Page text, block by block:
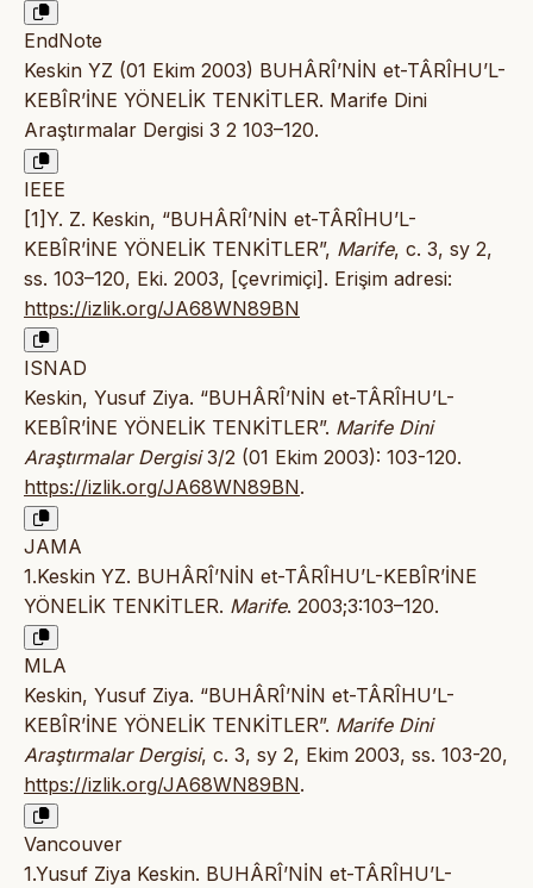
EndNote
Keskin YZ (01 Ekim 2003) BUHÂRÎ’NİN et-TÂRÎHU’L-
KEBÎR’İNE YÖNELİK TENKİTLER. Marife Dini
Araştırmalar Dergisi 3 2 103–120.
IEEE
[1]Y. Z. Keskin, “BUHÂRÎ’NİN et-TÂRÎHU’L-
KEBÎR’İNE YÖNELİK TENKİTLER”, Marife, c. 3, sy 2,
ss. 103–120, Eki. 2003, [çevrimiçi]. Erişim adresi:
https://izlik.org/JA68WN89BN
ISNAD
Keskin, Yusuf Ziya. “BUHÂRÎ’NİN et-TÂRÎHU’L-
KEBÎR’İNE YÖNELİK TENKİTLER”. Marife Dini
Araştırmalar Dergisi3/2 (01 Ekim 2003): 103-120.
https://izlik.org/JA68WN89BN.
JAMA
1.Keskin YZ. BUHÂRÎ’NİN et-TÂRÎHU’L-KEBÎR’İNE
YÖNELİK TENKİTLER. Marife. 2003;3:103–120.
MLA
Keskin, Yusuf Ziya. “BUHÂRÎ’NİN et-TÂRÎHU’L-
KEBÎR’İNE YÖNELİK TENKİTLER”. Marife Dini
Araştırmalar Dergisi, c. 3, sy 2, Ekim 2003, ss. 103-20,
https://izlik.org/JA68WN89BN.
Vancouver
1.Yusuf Ziya Keskin. BUHÂRÎ’NİN et-TÂRÎHU’L-